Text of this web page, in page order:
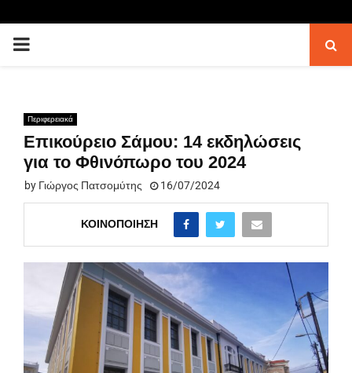
PRIMARY
Περιφερειακά
Επικούρειο Σάμου: 14 εκδηλώσεις
για το Φθινόπωρο του 2024
by Γιώργος Πατσομύτης 16/07/2024
ΚΟΙΝΟΠΟΊΗΣΗ